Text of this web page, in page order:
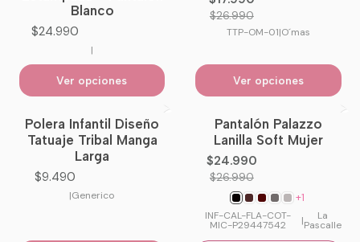
Blanco
$24.990
|
Ver opciones
$26.990
TTP-OM-01|O´mas
Ver opciones
Polera Infantil Diseño
Tatuaje Tribal Manga
Larga
$9.490
|Generico
-7%OFF
No disponible
Pantalón Palazzo
Lanilla Soft Mujer
$24.990
$26.990
+1
INF-CAL-FLA-COT-
MIC-P29447542 | La
Pascalle